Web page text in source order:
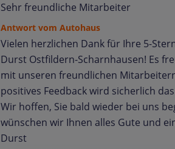
Sehr freundliche Mitarbeiter
Antwort vom Autohaus
Vielen herzlichen Dank für Ihre 5-
Durst Ostfildern-Scharnhausen! Es
mit unseren freundlichen
positives Feedback wird sicherlich
Wir hoffen, Sie bald wieder bei uns
wünschen wir Ihnen alles Gute und
Durst